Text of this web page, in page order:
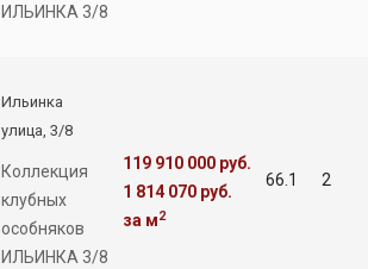
ИЛЬИНКА 3/8
Ильинка
улица, 3/8
Коллекция
клубных
особняков
ИЛЬИНКА 3/8
119 910 000 руб.
1 814 070 руб.
за м2
66.1 2